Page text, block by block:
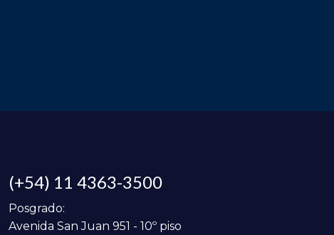
(+54) 11 4363-3500
Posgrado:
Avenida San Juan 951 - 10º piso